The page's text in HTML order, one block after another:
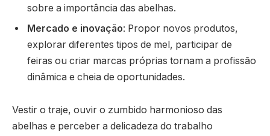
sobre a importância das abelhas.
Mercado e inovação: Propor novos produtos,
explorar diferentes tipos de mel, participar de
feiras ou criar marcas próprias tornam a profissão
dinâmica e cheia de oportunidades.
Vestir o traje, ouvir o zumbido harmonioso das
abelhas e perceber a delicadeza do trabalho